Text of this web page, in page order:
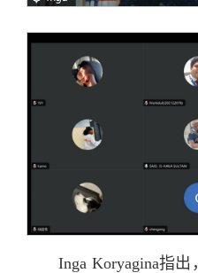
Inga Koryagina指